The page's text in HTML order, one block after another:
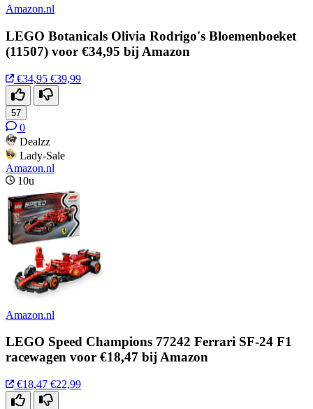
Amazon.nl
LEGO Botanicals Olivia Rodrigo's Bloemenboeket
(11507) voor €34,95 bij Amazon
€34,95 €39,99
57
0
Dealzz
Lady-Sale
Amazon.nl
10u
Amazon.nl
LEGO Speed Champions 77242 Ferrari SF-24 F1
racewagen voor €18,47 bij Amazon
€18,47 €22,99